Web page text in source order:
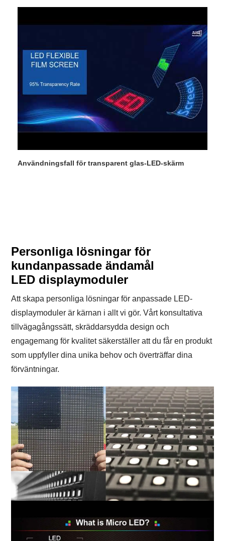
Användningsfall för transparent glas-LED-skärm
Personliga lösningar för
kundanpassade ändamål
LED displaymoduler
Att skapa personliga lösningar för anpassade LED-
displaymoduler är kärnan i allt vi gör. Vårt konsultativa
tillvägagångssätt, skräddarsydda design och
engagemang för kvalitet säkerställer att du får en produkt
som uppfyller dina unika behov och överträffar dina
förväntningar.